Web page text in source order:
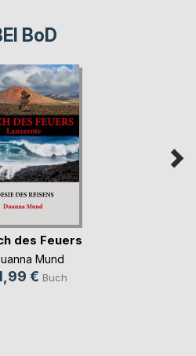
BoD
des Feuers
Mund
€ Buch